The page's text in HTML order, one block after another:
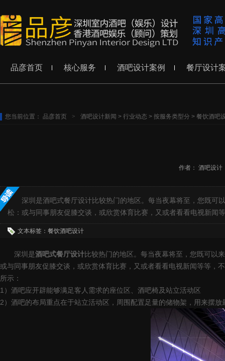
品彦首页 核心服务 酒吧设计案例 餐厅设计
您当前位置： 品彦首页 > 酒吧设计新闻 > 行业动态 > 按服务类型分 > 餐饮酒吧
作者： 酒吧设计
深圳是酒吧式餐厅设计比较热门的地区。每当夜幕将至，您既可
松：或与同事朋友促膝交谈，或欣赏体育比赛，又或者看看电视新闻
文本标签：餐饮酒吧设计
深圳是酒吧式餐厅设计比较热门的地区。每当夜幕将至，您既可以
或与同事朋友促膝交谈，或欣赏体育比赛，又或者看看电视新闻等等，
所示：
1 ）酒吧应开辟能够满足客人需求的座位区、酒吧椅及站立活动区
2）酒吧的布局重点在于站立活动区，周围配置足量的储物架，用来摆